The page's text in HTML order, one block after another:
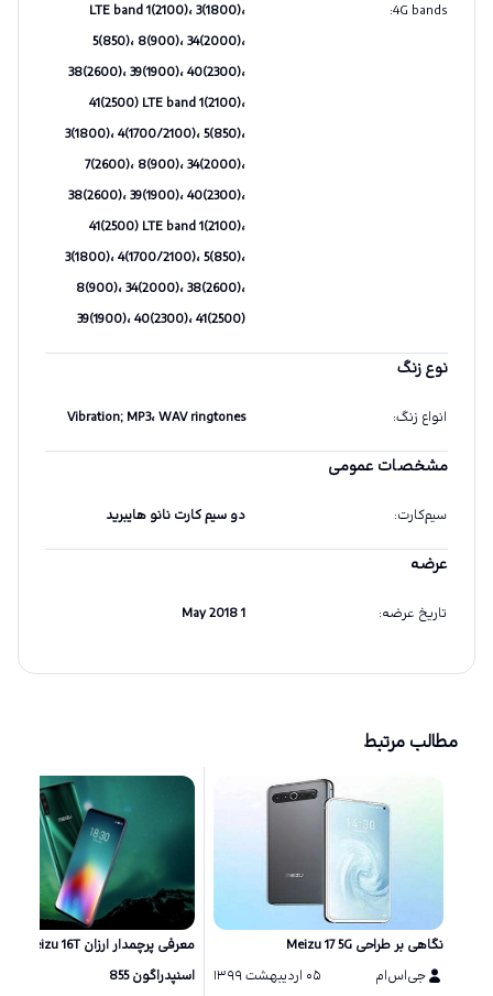
4G bands
:
LTE band 1(2100)، 3(1800)،
5(850)، 8(900)، 34(2000)،
38(2600)، 39(1900)، 40(2300)،
41(2500) LTE band 1(2100)،
3(1800)، 4(1700/2100)، 5(850)،
7(2600)، 8(900)، 34(2000)،
38(2600)، 39(1900)، 40(2300)،
41(2500) LTE band 1(2100)،
3(1800)، 4(1700/2100)، 5(850)،
8(900)، 34(2000)، 38(2600)،
39(1900)، 40(2300)، 41(2500)
نوع زنگ
انواع زنگ: Vibration; MP3، WAV ringtones
مشخصات عمومی
سیم‌کارت: دو سیم کارت نانو هایبرید
عرضه
تاریخ عرضه:
1 May 2018
مطالب مرتبط
نگاهی بر طراحی Meizu 17 5G
جی‌اس‌ام
۰۵ اردیبهشت ۱۳۹۹
اسنپدراگون 855